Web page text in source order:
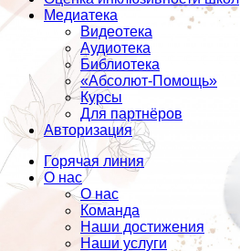
Медиатека
Видеотека
Аудиотека
Библиотека
«Абсолют-Помощь»
Курсы
Для партнёров
Авторизация
Горячая линия
О нас
О нас
Команда
Наши достижения
Наши услуги